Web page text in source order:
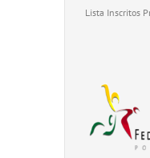
Lista Inscritos